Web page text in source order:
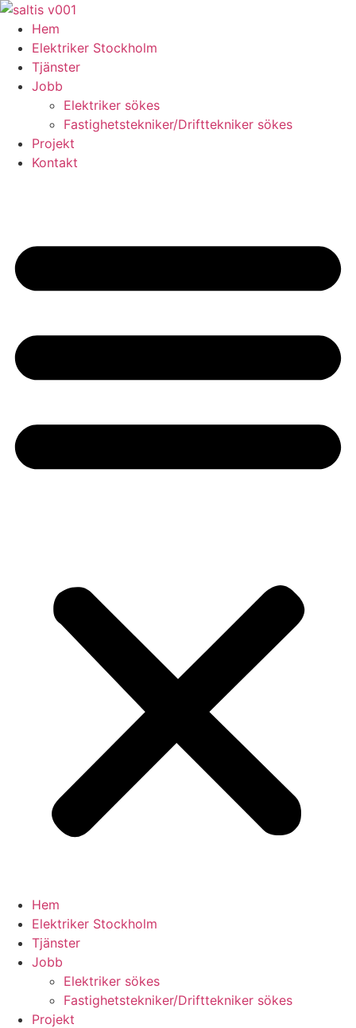
Skip
content
Hem
Elektriker Stockholm
Tjänster
Jobb
Elektriker sökes
Fastighetstekniker/Drifttekniker sökes
Projekt
Kontakt
Hem
Elektriker Stockholm
Tjänster
Jobb
Elektriker sökes
Fastighetstekniker/Drifttekniker sökes
Projekt